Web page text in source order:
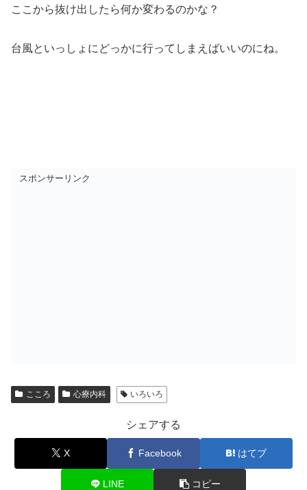
ここから抜け出したら何か変わるのかな？
台風といっしょにどっかに行ってしまえばいいのにね。
スポンサーリンク
こころ 心療内科 いろいろ
シェアする
X Facebook はてブ
LINE コピー